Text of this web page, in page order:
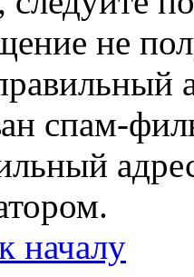
не
спам-
началу